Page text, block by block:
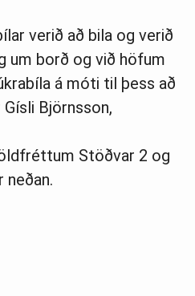
verið að bila og verið
um borð og við höfum
á móti til þess að
Gísli Björnsson,
Stöðvar 2 og
neðan.